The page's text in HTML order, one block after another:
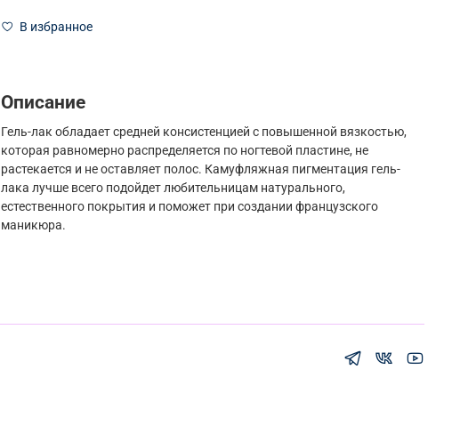
В избранное
Описание
Гель-лак обладает средней консистенцией с повышенной вязкостью,
которая равномерно распределяется по ногтевой пластине, не
растекается и не оставляет полос. Камуфляжная пигментация гель-
лака лучше всего подойдет любительницам натурального,
естественного покрытия и поможет при создании французского
маникюра.